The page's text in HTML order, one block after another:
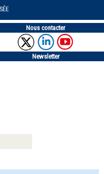
Nous contacter
Newsletter